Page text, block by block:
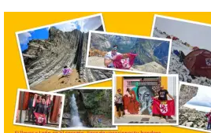
El Ayuntamiento de
Cabrillanes analizará,
conforme a la legalidad, la
solicitud para la
celebración del Iberia
Eclipse Festival
6 Ago 2026